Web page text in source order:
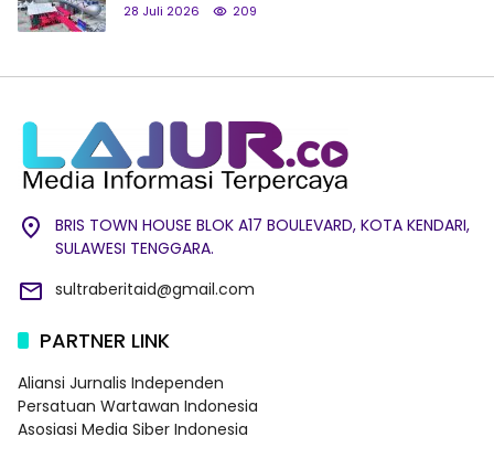
28 Juli 2026 209
BRIS TOWN HOUSE BLOK A17 BOULEVARD, KOTA KENDARI,
SULAWESI TENGGARA.
sultraberitaid@gmail.com
PARTNER LINK
Aliansi Jurnalis Independen
Persatuan Wartawan Indonesia
Asosiasi Media Siber Indonesia